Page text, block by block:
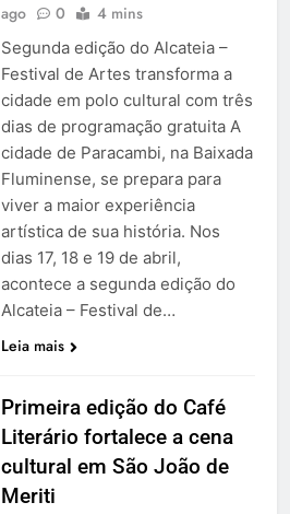
ago
0 4 mins
Segunda edição do Alcateia –
Festival de Artes transforma a
cidade em polo cultural com três
dias de programação gratuita A
cidade de Paracambi, na Baixada
Fluminense, se prepara para
viver a maior experiência
artística de sua história. Nos
dias 17, 18 e 19 de abril,
acontece a segunda edição do
Alcateia – Festival de…
Leia mais
Primeira edição do Café
Literário fortalece a cena
cultural em São João de
Meriti